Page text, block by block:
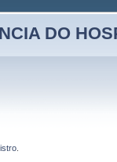
DO
.